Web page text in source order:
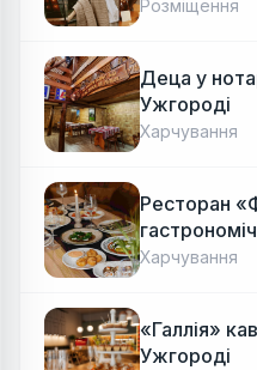
Розміщення
Деца у
Ужгороді
Харчування
Ресторан
Авторська
Харчування
«Галлія»
Ужгороді